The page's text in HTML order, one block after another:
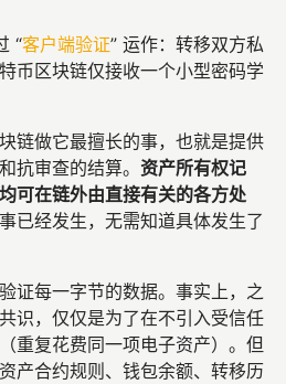
“客户端验证” 运作：转移双方私
币区块链仅接收一个小型密码学
链做它最擅长的事，也就是提供
抗审查的结算。 资产所有权记
可在链外由直接有关的各方处
已经发生，无需知道具体发生了
证每一字节的数据。事实上，之
识，仅仅是为了在不引入受信任
重复花费同一项电子资产）。但
产合约规则、钱包余额、转移历